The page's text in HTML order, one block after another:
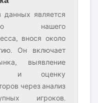
данных является
нашего
внося около
Он включает
выявление
и оценку
через анализ
игроков.